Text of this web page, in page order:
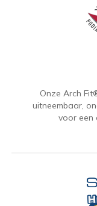
Onze Arch
uitneembaar,
voor een